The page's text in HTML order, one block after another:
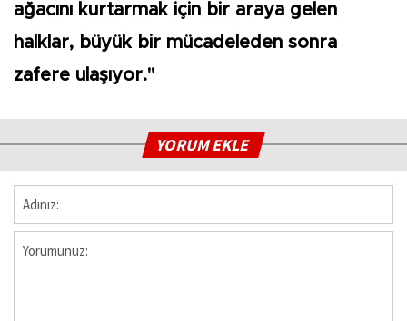
ağacını kurtarmak için bir araya gelen
halklar, büyük bir mücadeleden sonra
zafere ulaşıyor."
YORUM EKLE